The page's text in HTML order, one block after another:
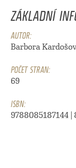
ZÁKLADNÍ
AUTOR:
Barbora
POČET STRAN:
69
ISBN:
9788085187144 |